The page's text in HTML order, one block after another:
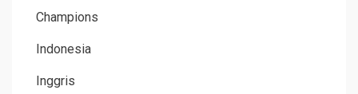
Champions
Indonesia
Inggris